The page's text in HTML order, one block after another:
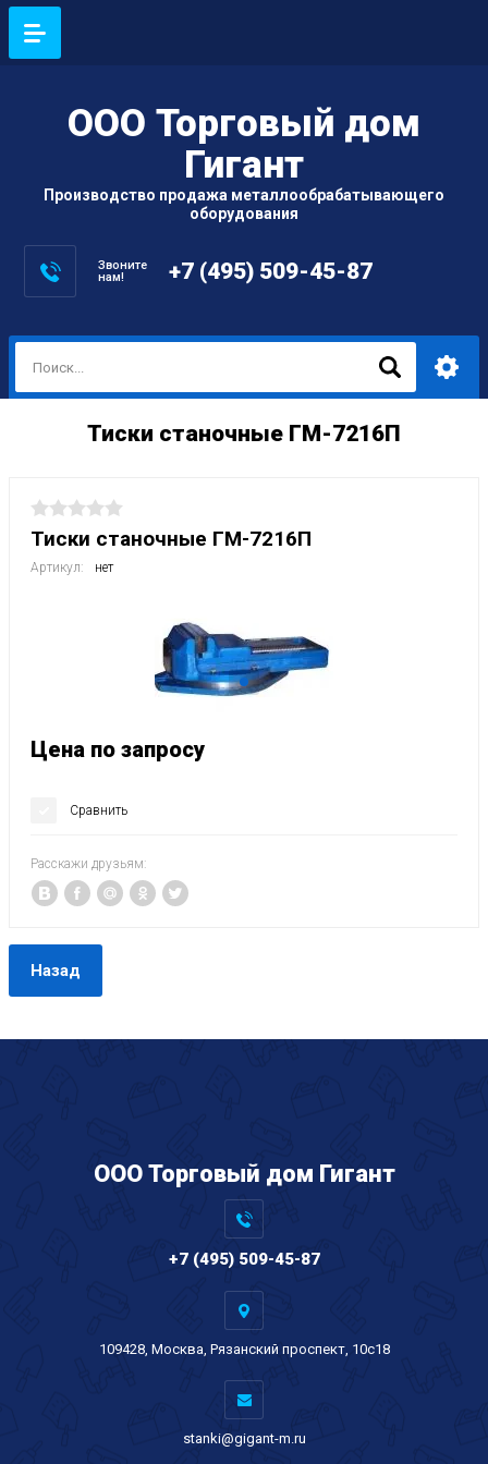
ООО Торговый дом
Гигант
Производство продажа металлообрабатывающего
оборудования
Звоните
нам!
+7 (495) 509-45-87
Тиски станочные ГМ-7216П
Тиски станочные ГМ-7216П
Артикул: нет
Цена по запросу
Сравнить
Расскажи друзьям:
Назад
ООО Торговый дом Гигант
+7 (495) 509-45-87
109428, Москва, Рязанский проспект, 10с18
stanki@gigant-m.ru